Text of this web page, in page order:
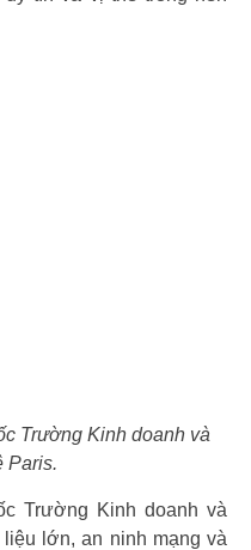
Trường Kinh doanh và
Paris.
Trường Kinh doanh và
lớn, an ninh mạng và